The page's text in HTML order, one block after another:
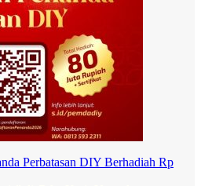
Perbatasan DIY Berhadiah Rp